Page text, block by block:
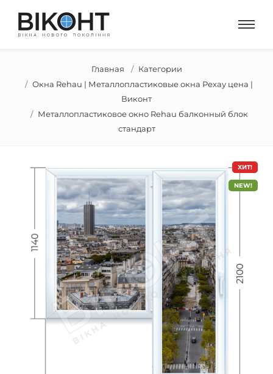
Главная
Категории
Окна Rehau | Металлопластиковые окна Рехау цена |
Виконт
Металлопластиковое окно Rehau балконный блок
стандарт
ХИТ!
NEW!